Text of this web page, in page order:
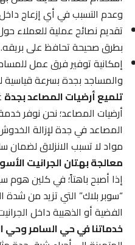
وعدم التسبب في أي إزعاج داخل
تقديم نصائح عملية للعملاء حول
بطرق صحيحة تحافظ على بريقه.
إمكانية توفير فرق عمل
والمساجد بجدة بسرعة قياسية
تلميع أرضيات المصاعد بجدة
أرضيات المصاعد؛ نحن نوفر خدمة
المصاعد في جدة لإزالة الخدوش
مواد لا تسبب الانزلاق لضمان
معالجة بهتان الجرانيت الأسود
إذا أصبح باهتاً؛ في كلين هوم
“سوبر بلاك” التي تزيد من شدة
الفضية أو الذهبية داخل
خدماتنا في حي السامر وحي